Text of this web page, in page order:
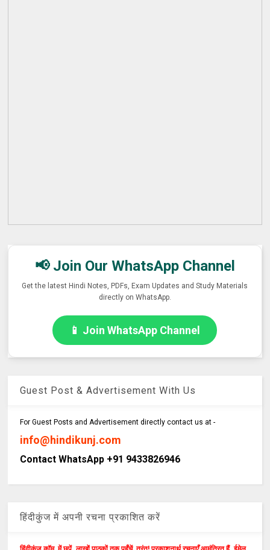
📢 Join Our WhatsApp Channel
Get the latest Hindi Notes, PDFs, Exam Updates and Study Materials
directly on WhatsApp.
📱 Join WhatsApp Channel
Guest Post & Advertisement With Us
For Guest Posts and Advertisement directly contact us at -
info@hindikunj.com
Contact WhatsApp +91 9433826946
हिंदीकुंज में अपनी रचना प्रकाशित करें